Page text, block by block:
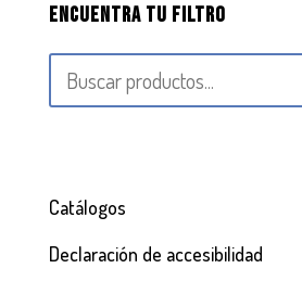
Encuentra tu filtro
Catálogos
Declaración de accesibilidad